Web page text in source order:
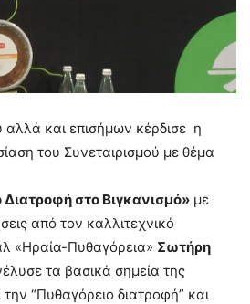
αλλά και επισήμων κέρδισε η
του Συνεταιρισμού με θέμα
στο Βιγκανισμό» με
από τον καλλιτεχνικό
«Ηραία-Πυθαγόρεια» Σωτήρη
τα βασικά σημεία της
“Πυθαγόρειο διατροφή” και